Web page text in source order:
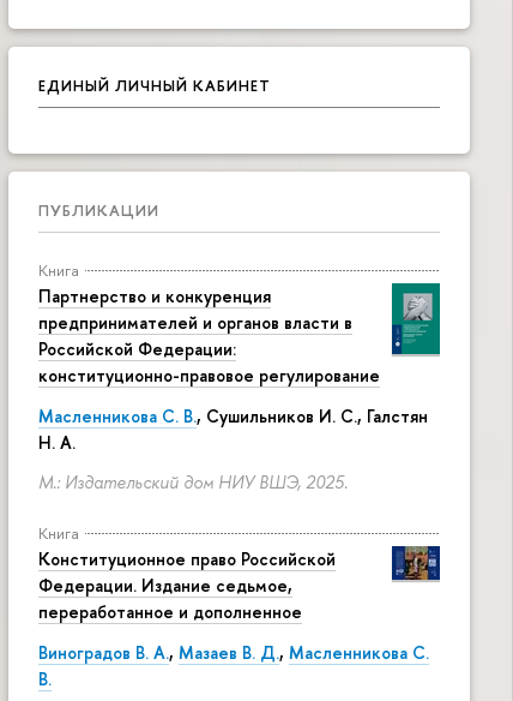
ЕДИНЫЙ ЛИЧНЫЙ КАБИНЕТ
ПУБЛИКАЦИИ
Книга
Партнерство и конкуренция
предпринимателей и органов власти в
Российской Федерации:
конституционно-правовое регулирование
Масленникова С. В., Сушильников И. С., Галстян
Н. А.
М.: Издательский дом НИУ ВШЭ, 2025.
Книга
Конституционное право Российской
Федерации. Издание седьмое,
переработанное и дополненное
Виноградов В. А., Мазаев В. Д., Масленникова С.
В.